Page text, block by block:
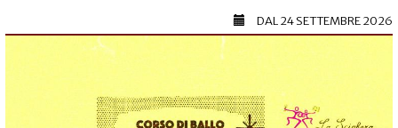
DAL24 SETTEMBRE 2026